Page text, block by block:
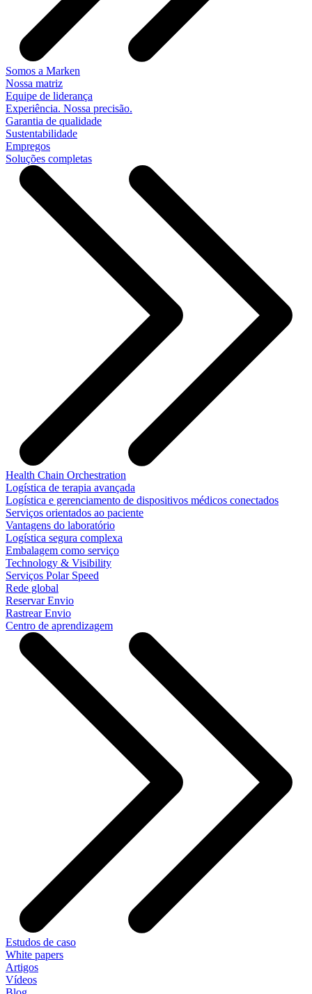
Somos a Marken
Nossa matriz
Equipe de liderança
Experiência. Nossa precisão.
Garantia de qualidade
Sustentabilidade
Empregos
Soluções completas
Health Chain Orchestration
Logística de terapia avançada
Logística e gerenciamento de dispositivos médicos conectados
Serviços orientados ao paciente
Vantagens do laboratório
Logística segura complexa
Embalagem como serviço
Technology & Visibility
Serviços Polar Speed
Rede global
Reservar Envio
Rastrear Envio
Centro de aprendizagem
Estudos de caso
White papers
Artigos
Vídeos